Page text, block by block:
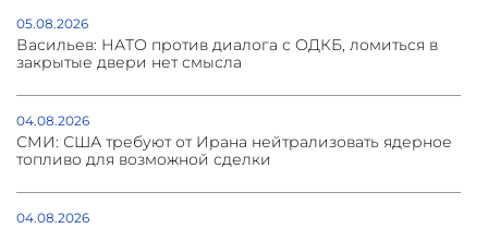
05.08.2026
Васильев: НАТО против диалога с ОДКБ, ломиться в
закрытые двери нет смысла
04.08.2026
СМИ: США требуют от Ирана нейтрализовать ядерное
топливо для возможной сделки
04.08.2026